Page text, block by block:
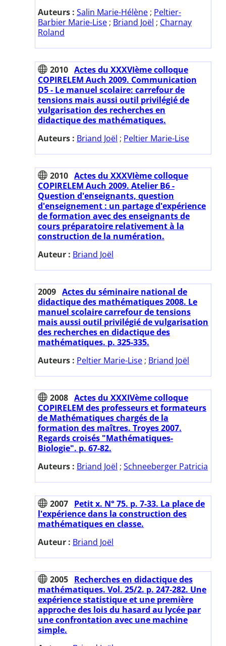
Auteurs : Salin Marie-Hélène ; Peltier-
Barbier Marie-Lise ; Briand Joël ; Charnay
Roland
2010 Actes du XXXVIème colloque
COPIRELEM Auch 2009. Communication
D5 - Le manuel scolaire: carrefour de
tensions mais aussi outil privilégié de
vulgarisation des recherches en
didactique des mathématiques.
Auteurs : Briand Joël ; Peltier Marie-Lise
2010 Actes du XXXVIème colloque
COPIRELEM Auch 2009. Atelier B6 -
Question d'enseignants, question
d'enseignement : un partage d'expérience
de formation avec des enseignants de
cours préparatoire relativement à la
construction de la numération.
Auteur : Briand Joël
2009 Actes du séminaire national de
didactique des mathématiques 2008. Le
manuel scolaire carrefour de tensions
mais aussi outil privilégié de vulgarisation
des recherches en didactique des
mathématiques. p. 325-335.
Auteurs : Peltier Marie-Lise ; Briand Joël
2008 Actes du XXXIVème colloque
COPIRELEM des professeurs et formateurs
de Mathématiques chargés de la
formation des maîtres. Troyes 2007.
Regards croisés "Mathématiques-
Biologie". p. 67-82.
Auteurs : Briand Joël ; Schneeberger Patricia
2007 Petit x. N° 75. p. 7-33. La place de
l'expérience dans la construction des
mathématiques en classe.
Auteur : Briand Joël
2005 Recherches en didactique des
mathématiques. Vol. 25/2. p. 247-282. Une
expérience statistique et une première
approche des lois du hasard au lycée par
une confrontation avec une machine
simple.